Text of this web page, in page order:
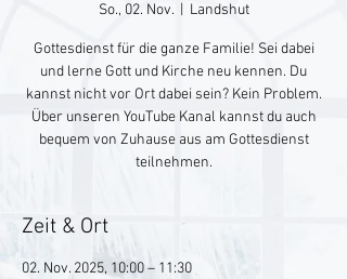
So., 02. Nov.
  |
Landshut
Gottesdienst für die ganze Familie! Sei dabei
und lerne Gott und Kirche neu kennen. Du
kannst nicht vor Ort dabei sein? Kein Problem.
Über unseren YouTube Kanal kannst du auch
bequem von Zuhause aus am Gottesdienst
teilnehmen.
Zeit & Ort
02. Nov. 2025, 10:00 – 11:30